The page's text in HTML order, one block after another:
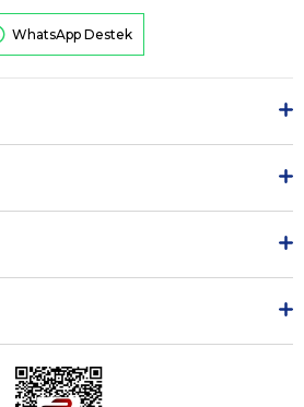
WhatsApp Destek